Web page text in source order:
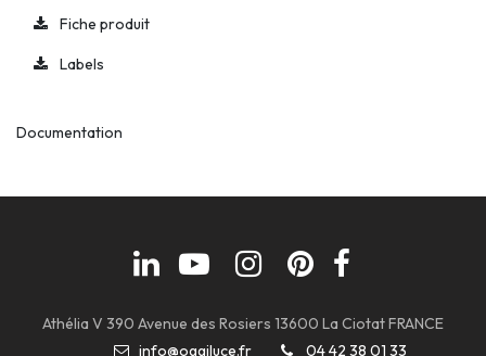
Fiche produit
Labels
Documentation
Athélia V 390 Avenue des Rosiers 13600 La Ciotat FRANCE
info@oggiluce.fr
04 42 38 01 33